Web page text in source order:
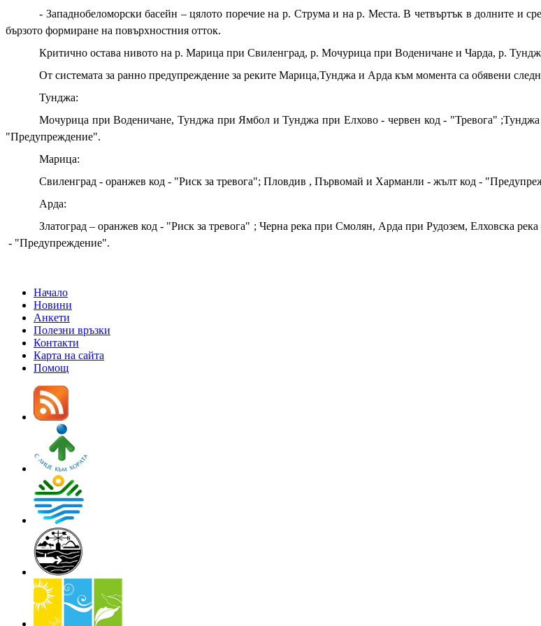
- Западнобеломорски басейн – цялото поречие на р. Струма и на р. Места. В четвъртък в долните и
бързото формиране на повърхностния отток.
Критично остава нивото на р. Марица при Свиленград, р. Мочурица при Воденичане и Чарда, р.
От системата за ранно предупреждение за реките Марица,Тунджа и Арда към момента са обявени
Тунджа:
Мочурица при Воденичане, Тунджа при Ямбол и Тунджа при Елхово - червен код - "Тревога"
"Предупреждение".
Марица:
Свиленград - оранжев код - "Риск за тревога"; Пловдив , Първомай и Харманли - жълт код -
Арда:
Златоград – оранжев код - "Риск за тревога" ; Черна река при Смолян, Арда при Рудозем, Елховска
- "Предупреждение".
Начало
Новини
Анкети
Полезни връзки
Контакти
Карта на сайта
Помощ